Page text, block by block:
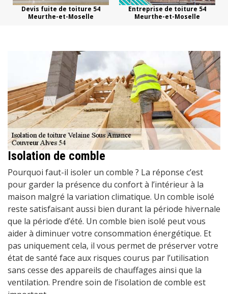
Devis fuite de toiture 54
Meurthe-et-Moselle
Entreprise de toiture 54
Meurthe-et-Moselle
Isolation de comble
Pourquoi faut-il isoler un comble ? La réponse c’est
pour garder la présence du confort à l’intérieur à la
maison malgré la variation climatique. Un comble isolé
reste satisfaisant aussi bien durant la période hivernale
que la période d’été. Un comble bien isolé peut vous
aider à diminuer votre consommation énergétique. Et
pas uniquement cela, il vous permet de préserver votre
état de santé face aux risques courus par l’utilisation
sans cesse des appareils de chauffages ainsi que la
ventilation. Prendre soin de l’isolation de comble est